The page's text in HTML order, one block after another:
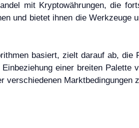
mit Kryptowährungen, die
und bietet ihnen die Werkzeuge
basiert, zielt darauf ab,
einer breiten Palette
Marktbedingungen